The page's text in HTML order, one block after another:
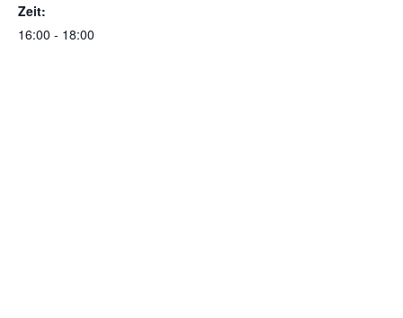
Zeit:
16:00 - 18:00